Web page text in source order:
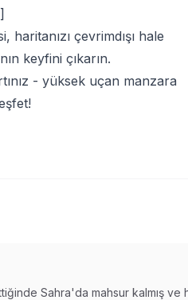
haritanızı çevrimdışı hale
keyfini çıkarın.
- yüksek uçan manzara
Sahra'da mahsur kalmış ve